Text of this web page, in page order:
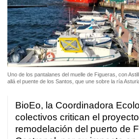
Uno de los pantalanes del muelle de Figueras, con
allá el puente de los Santos, que une sobre la ría
BioEo, la Coordinadora
colectivos critican el
remodelación del puerto de